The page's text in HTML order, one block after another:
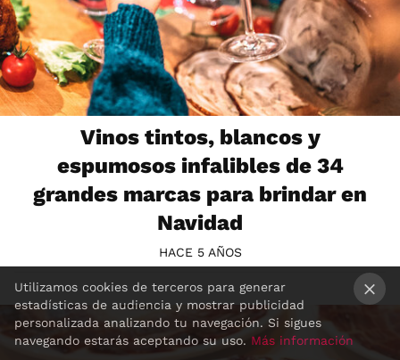
Vinos tintos, blancos y
espumosos infalibles de 34
grandes marcas para brindar en
Navidad
HACE 5 AÑOS
Utilizamos cookies de terceros para generar
estadísticas de audiencia y mostrar publicidad
personalizada analizando tu navegación. Si sigues
navegando estarás aceptando su uso. Más información